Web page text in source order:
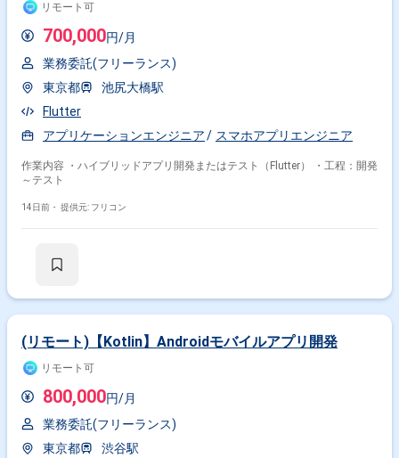
リモート可
700,000円/月
業務委託(フリーランス)
東京都
池尻大橋駅
Flutter
アプリケーションエンジニア
スマホアプリエンジニア
作業内容 ・ハイブリッドアプリ開発またはテスト（Flutter） ・工程：開発
～テスト
14日前・ 提供元: フリコン
(リモート)【Kotlin】Androidモバイルアプリ開発
リモート可
800,000円/月
業務委託(フリーランス)
東京都
渋谷駅